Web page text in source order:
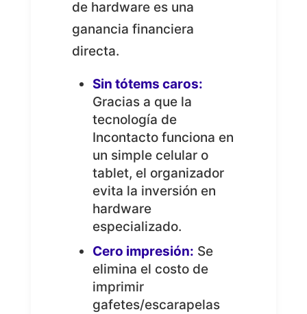
de hardware es una
ganancia financiera
directa.
Sin tótems caros:
Gracias a que la
tecnología de
Incontacto funciona en
un simple celular o
tablet, el organizador
evita la inversión en
hardware
especializado.
Cero impresión: Se
elimina el costo de
imprimir
gafetes/escarapelas